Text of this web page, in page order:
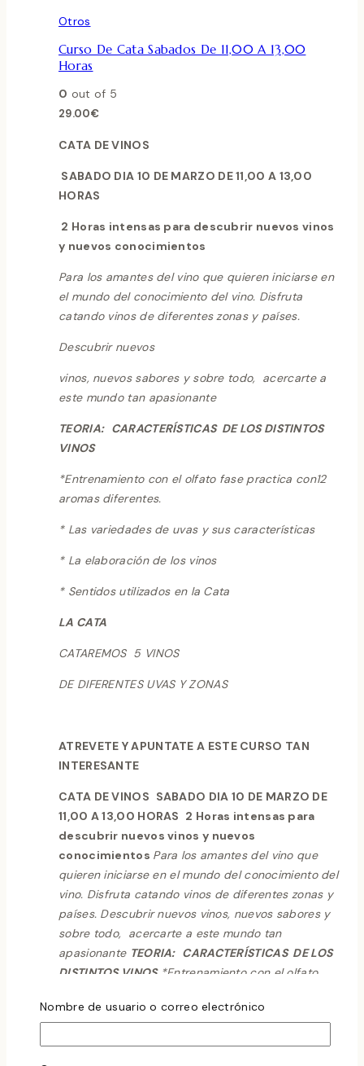
Otros
Curso De Cata Sabados De 11,00 A 13,00
Horas
0 out of 5
29.00€
CATA DE VINOS
SABADO DIA 10 DE MARZO DE 11,00 A 13,00
HORAS
2 Horas intensas para descubrir nuevos vinos
y nuevos conocimientos
Para los amantes del vino que quieren iniciarse en
el mundo del conocimiento del vino. Disfruta
catando vinos de diferentes zonas y países.
Descubrir nuevos
vinos, nuevos sabores y sobre todo, acercarte a
este mundo tan apasionante
TEORIA: CARACTERÍSTICAS DE LOS DISTINTOS
VINOS
*Entrenamiento con el olfato fase practica con12
aromas diferentes.
* Las variedades de uvas y sus características
* La elaboración de los vinos
* Sentidos utilizados en la Cata
LA CATA
CATAREMOS 5 VINOS
DE DIFERENTES UVAS Y ZONAS
ATREVETE Y APUNTATE A ESTE CURSO TAN
INTERESANTE
CATA DE VINOS SABADO DIA 10 DE MARZO DE
11,00 A 13,00 HORAS 2 Horas intensas para
descubrir nuevos vinos y nuevos
conocimientos Para los amantes del vino que
quieren iniciarse en el mundo del conocimiento del
vino. Disfruta catando vinos de diferentes zonas y
países. Descubrir nuevos vinos, nuevos sabores y
sobre todo, acercarte a este mundo tan
apasionante TEORIA: CARACTERÍSTICAS DE LOS
DISTINTOS VINOS *Entrenamiento con el olfato
variedades de uvas y sus características
Cata LA CATA CATAREMOS 5 VINOS DE
Nombre de usuario o correo electrónico